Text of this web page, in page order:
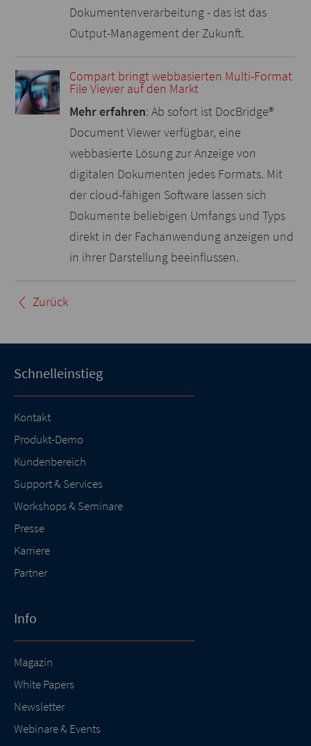
Dokumentenverarbeitung - das ist das
Output-Management der Zukunft.
Compart bringt webbasierten Multi-Format
File Viewer auf den Markt
Mehr erfahren: Ab sofort ist DocBridge®
Document Viewer verfügbar, eine
webbasierte Lösung zur Anzeige von
digitalen Dokumenten jedes Formats. Mit
der cloud-fähigen Software lassen sich
Dokumente beliebigen Umfangs und Typs
direkt in der Fachanwendung anzeigen und
in ihrer Darstellung beeinflussen.
Zurück
Schnelleinstieg
Kontakt
Produkt-Demo
Kundenbereich
Support & Services
Workshops & Seminare
Presse
Karriere
Partner
Info
Magazin
White Papers
Newsletter
Webinare & Events